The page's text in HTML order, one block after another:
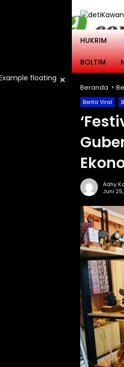
HUKRIM
BOLTIM
× Beranda
Berita Viral
Adhy
Juni